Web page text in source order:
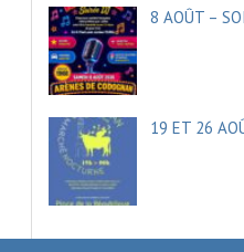
8 AOÛT –
19 ET 26